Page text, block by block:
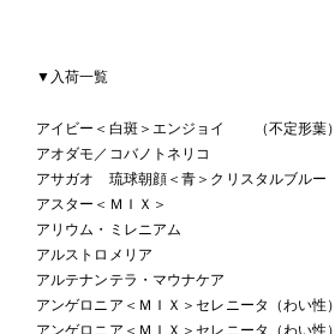
▼入荷一覧
アイビー＜白斑＞エンジョイ （不定形葉）
アオダモ／コバノトネリコ
アサガオ 琉球朝顔＜青＞クリスタルブルー
アスター＜ＭＩＸ＞
アリウム・ミレニアム
アルストロメリア
アルテナンテラ・マウナケア
アンゲロニア＜ＭＩＸ＞セレニータ（わい性）
アンゲロニア＜ＭＩＸ＞セレニータ（わい性）